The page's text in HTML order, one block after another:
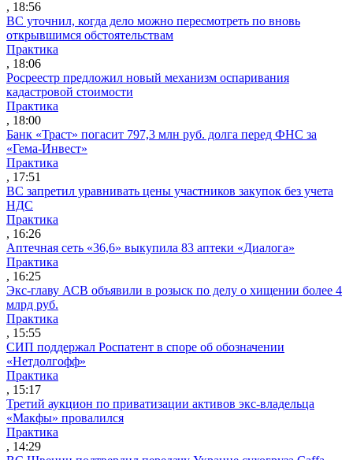
, 18:56
ВС уточнил, когда дело можно пересмотреть по вновь
открывшимся обстоятельствам
Практика
, 18:06
Росреестр предложил новый механизм оспаривания
кадастровой стоимости
Практика
, 18:00
Банк «Траст» погасит 797,3 млн руб. долга перед ФНС за
«Гема-Инвест»
Практика
, 17:51
ВС запретил уравнивать цены участников закупок без учета
НДС
Практика
, 16:26
Аптечная сеть «36,6» выкупила 83 аптеки «Диалога»
Практика
, 16:25
Экс-главу АСВ объявили в розыск по делу о хищении более 4
млрд руб.
Практика
, 15:55
СИП поддержал Роспатент в споре об обозначении
«Нетдолгофф»
Практика
, 15:17
Третий аукцион по приватизации активов экс-владельца
«Макфы» провалился
Практика
, 14:29